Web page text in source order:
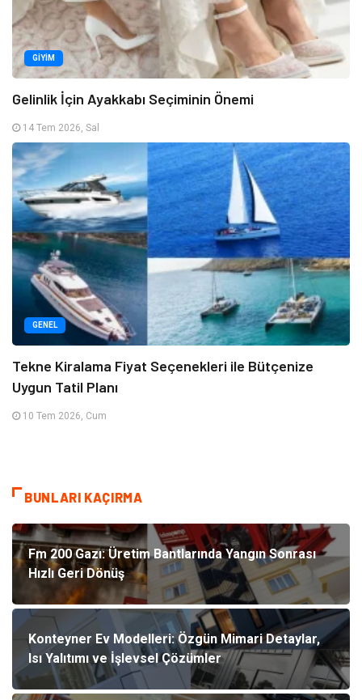
GIYIM
Gelinlik İçin Ayakkabı Seçiminin Önemi
14 Tem 2026, Sal
GENEL
Tekne Kiralama Fiyat Seçenekleri ile Bütçenize
Uygun Tatil Planı
10 Tem 2026, Cum
BUNLARI KAÇIRMA
Fm 200 Gazı: Üretim Bantlarında Yangın Sonrası
Hızlı Geri Dönüş
Konteyner Ev Modelleri: Özgün Mimari Detaylar,
Isı Yalıtımı ve İşlevsel Çözümler